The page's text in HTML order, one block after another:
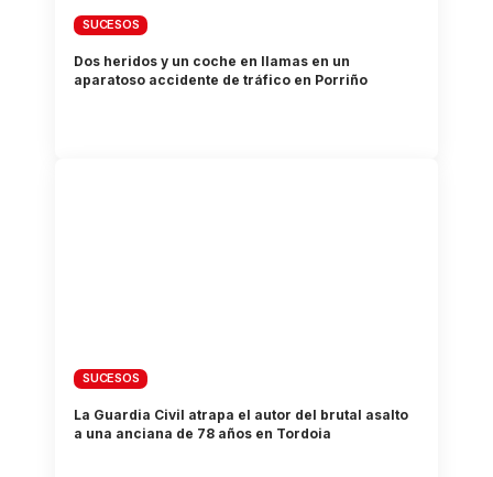
SUCESOS
Dos heridos y un coche en llamas en un
aparatoso accidente de tráfico en Porriño
SUCESOS
La Guardia Civil atrapa el autor del brutal asalto
a una anciana de 78 años en Tordoia